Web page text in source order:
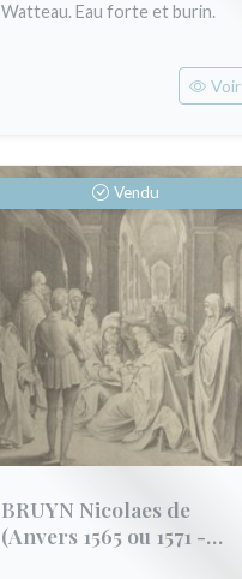
Watteau. Eau forte et burin.
Voir
Vendu
BRUYN Nicolaes de
(Anvers 1565 ou 1571 -